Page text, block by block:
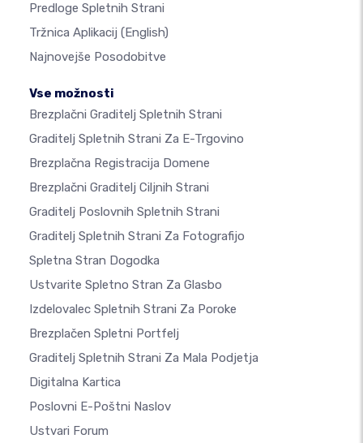
Predloge Spletnih Strani
Tržnica Aplikacij (English)
Najnovejše Posodobitve
Vse možnosti
Brezplačni Graditelj Spletnih Strani
Graditelj Spletnih Strani Za E-Trgovino
Brezplačna Registracija Domene
Brezplačni Graditelj Ciljnih Strani
Graditelj Poslovnih Spletnih Strani
Graditelj Spletnih Strani Za Fotografijo
Spletna Stran Dogodka
Ustvarite Spletno Stran Za Glasbo
Izdelovalec Spletnih Strani Za Poroke
Brezplačen Spletni Portfelj
Graditelj Spletnih Strani Za Mala Podjetja
Digitalna Kartica
Poslovni E-Poštni Naslov
Ustvari Forum